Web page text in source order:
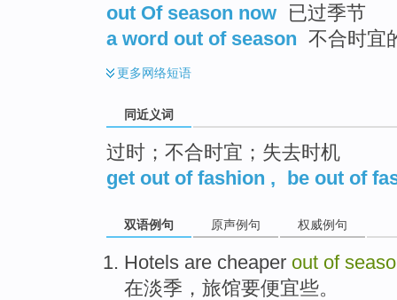
out Of season now 已过季节
a word out of season 不合时宜
更多网络短语
同近义词
过时；不合时宜；失去时机
get out of fashion , be out of
双语例句 原声例句 权威例句
Hotels are cheaper out of
在淡季 ， 旅馆要便宜些。